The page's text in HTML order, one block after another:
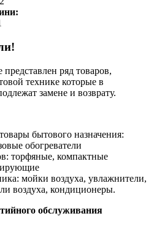
ряд товаров,
технике которые в
замене и возврату.
бытового назначения:
обогреватели
торфяные, компактные
мойки воздуха, увлажнители,
воздуха, кондиционеры.
обслуживания